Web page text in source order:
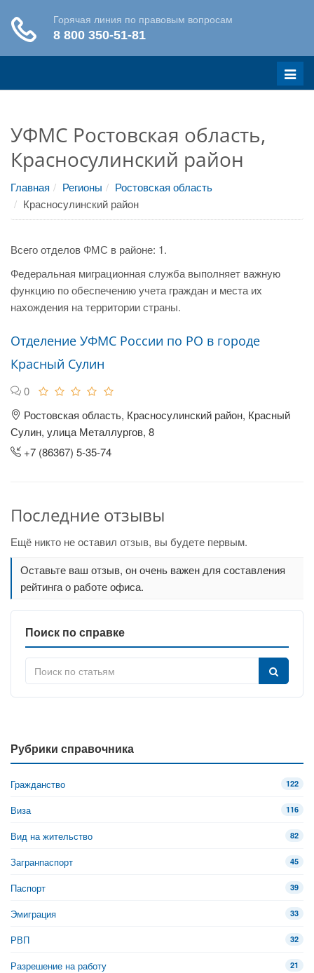
Меню
УФМС Ростовская область,
Красносулинский район
Главная Регионы
Ростовская область
Красносулинский район
Всего отделов ФМС в районе: 1.
Федеральная миграционная служба выполняет важную
функцию по обеспечению учета граждан и места их
нахождения на территории страны.
Отделение УФМС России по РО в городе
Красный Сулин
0
Ростовская область, Красносулинский район, Красный
Сулин, улица Металлургов, 8
+7 (86367) 5-35-74
Последние отзывы
Ещё никто не оставил отзыв, вы будете первым.
Оставьте ваш отзыв, он очень важен для составления
рейтинга о работе офиса.
Поиск по справке
Рубрики справочника
Гражданство 122
Виза 116
Вид на жительство 82
Загранпаспорт 45
Паспорт 39
Эмиграция 33
РВП 32
Разрешение на работу 21